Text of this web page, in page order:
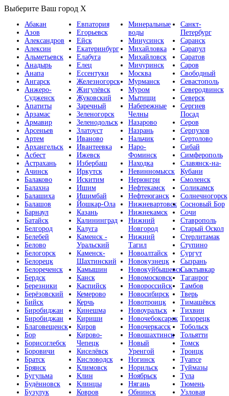
Выберите Ваш город X
Абакан
Азов
Александров
Алексин
Альметьевск
Анадырь
Анапа
Ангарск
Анжеро-
Судженск
Апатиты
Арзамас
Армавир
Арсеньев
Артем
Архангельск
Асбест
Астрахань
Ачинск
Балаково
Балахна
Балашиха
Балашов
Барнаул
Батайск
Белгород
Белебей
Белово
Белогорск
Белорецк
Белореченск
Бердск
Березники
Берёзовский
Бийск
Биробиджан
Биробиджан
Благовещенск
Бор
Борисоглебск
Боровичи
Братск
Брянск
Бугульма
Будённовск
Бузулук
Евпатория
Егорьевск
Ейск
Екатеринбург
Елабуга
Елец
Ессентуки
Железногорск
Жигулёвск
Жуковский
Заречный
Зеленогорск
Зеленодольск
Златоуст
Иваново
Ивантеевка
Ижевск
Избербаш
Иркутск
Искитим
Ишим
Ишимбай
Йошкар-Ола
Казань
Калининград
Калуга
Каменск -
Уральский
Каменск-
Шахтинский
Камышин
Канск
Каспийск
Кемерово
Керчь
Кинешма
Кириши
Киров
Кирово-
Чепецк
Киселёвск
Кисловодск
Климовск
Клин
Клинцы
Ковров
Минеральные
воды
Минусинск
Михайловка
Михайловск
Мичуринск
Москва
Мурманск
Муром
Мытищи
Набережные
Челны
Назарово
Назрань
Нальчик
Наро-
Фоминск
Находка
Невинномысск
Нерюнгри
Нефтекамск
Нефтеюганск
Нижневартовск
Нижнекамск
Нижний
Новгород
Нижний
Тагил
Новоалтайск
Новокузнецк
Новокуйбышевск
Новомосковск
Новороссийск
Новосибирск
Новотроицк
Новоуральск
Новочебоксарск
Новочеркасск
Новошахтинск
Новый
Уренгой
Ногинск
Норильск
Ноябрьск
Нягань
Обнинск
Санкт-
Петербург
Саранск
Сарапул
Саратов
Саров
Свободный
Севастополь
Северодвинск
Северск
Сергиев
Посад
Серов
Серпухов
Сертолово
Сибай
Симферополь
Славянск-на-
Кубани
Смоленск
Соликамск
Солнечногорск
Сосновый Бор
Сочи
Ставрополь
Старый Оскол
Стерлитамак
Ступино
Сургут
Сызрань
Сыктывкар
Таганрог
Тамбов
Тверь
Тимашёвск
Тихвин
Тихорецк
Тобольск
Тольятти
Томск
Троицк
Туапсе
Туймазы
Тула
Тюмень
Узловая